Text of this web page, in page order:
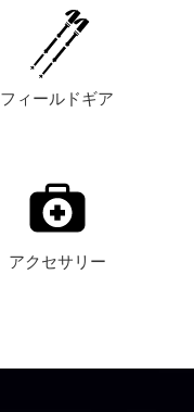
フィールドギア
アクセサリー